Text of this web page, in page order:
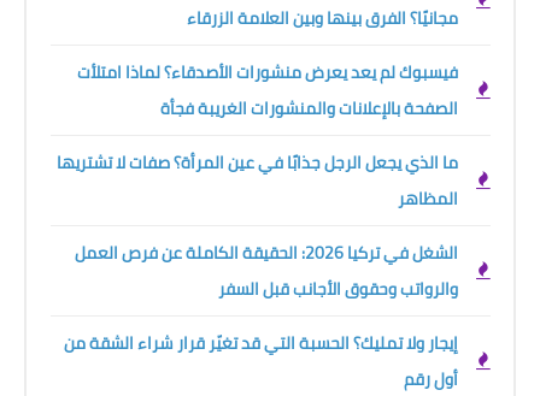
مجانيًا؟ الفرق بينها وبين العلامة الزرقاء
فيسبوك لم يعد يعرض منشورات الأصدقاء؟ لماذا امتلأت
الصفحة بالإعلانات والمنشورات الغريبة فجأة
ما الذي يجعل الرجل جذابًا في عين المرأة؟ صفات لا تشتريها
المظاهر
الشغل في تركيا 2026: الحقيقة الكاملة عن فرص العمل
والرواتب وحقوق الأجانب قبل السفر
إيجار ولا تمليك؟ الحسبة التي قد تغيّر قرار شراء الشقة من
أول رقم